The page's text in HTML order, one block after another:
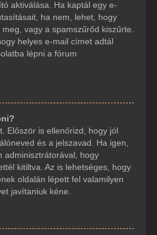
aktiválása. Ha kaptál egy e-
ha nem, lehet, hogy
vagy a spamszűrőd kiszűrte.
helyes e-mail címet adtál
lépni a fórum
Először is ellenőrizd, hogy jól
és a jelszavad. Ha igen,
adminisztrátorával, hogy
kitiltva. Az is lehetséges, hogy
oldalán lépett fel valamilyen
javítaniuk kéne.